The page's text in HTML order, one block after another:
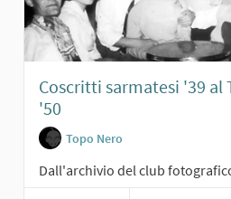
Coscritti sarmatesi '39 al
'50
Topo Nero
Dall'archivio del club